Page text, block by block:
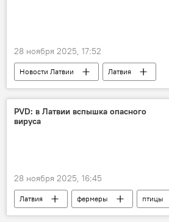
28 ноября 2025, 17:52
Новости Латвии
Латвия
Банк Латвии
деньги евро
PVD: в Латвии вспышка опасного
вируса
28 ноября 2025, 16:45
Латвия фермеры
птицы
Продовольственно-ветеринарная служба